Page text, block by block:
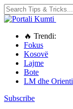
🔥 Trendi:
Fokus
Kosovë
Lajme
Bote
LM dhe Orienti
Subscribe